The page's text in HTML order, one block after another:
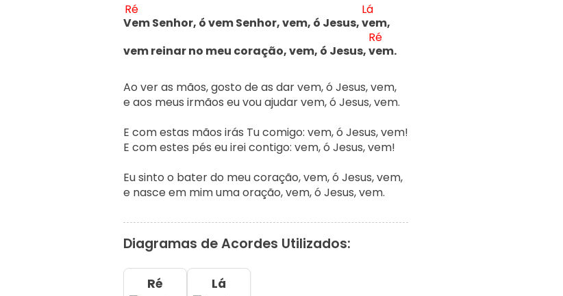
V
Ré
em Senhor, ó vem Senhor, vem, ó Jesus, v
Lá
em,
vem reinar no meu coração, vem, ó Jesus, v
Ré
em.
Ao ver as mãos, gosto de as dar vem, ó Jesus, vem,
e aos meus irmãos eu vou ajudar vem, ó Jesus, vem.
E com estas mãos irás Tu comigo: vem, ó Jesus, vem!
E com estes pés eu irei contigo: vem, ó Jesus, vem!
Eu sinto o bater do meu coração, vem, ó Jesus, vem,
e nasce em mim uma oração, vem, ó Jesus, vem.
Diagramas de Acordes Utilizados:
Ré Lá